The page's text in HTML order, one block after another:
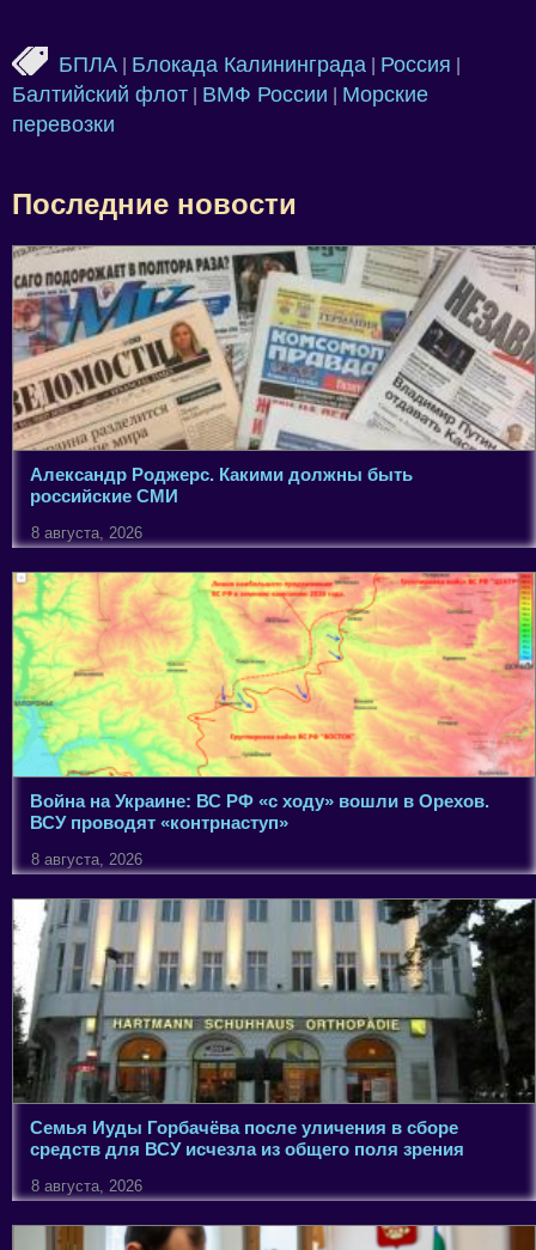
БПЛА Блокада Калининграда Россия
Балтийский флот ВМФ России
Морские
перевозки
Последние новости
Александр Роджерс. Какими должны быть
российские СМИ
8 августа, 2026
Война на Украине: ВС РФ «с ходу» вошли в Орехов.
ВСУ проводят «контрнаступ»
8 августа, 2026
Семья Иуды Горбачёва после уличения в сборе
средств для ВСУ исчезла из общего поля зрения
8 августа, 2026